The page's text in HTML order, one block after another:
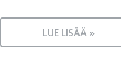
LUE LISÄÄ »